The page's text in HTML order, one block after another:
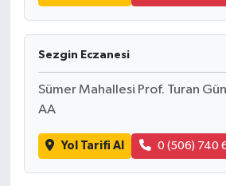
Sezgin Eczanesi
Sümer Mahallesi Prof. Turan
AA
Yol Tarifi Al 0 (506) 740